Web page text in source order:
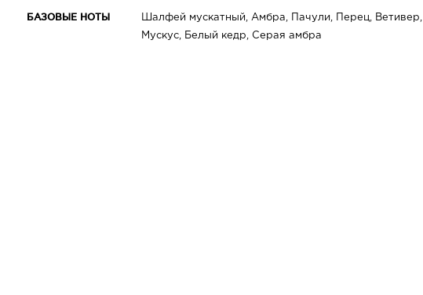
БАЗОВЫЕ НОТЫ Шалфей мускатный, Амбра, Пачули, Перец, Ветивер,
Мускус, Белый кедр, Серая амбра